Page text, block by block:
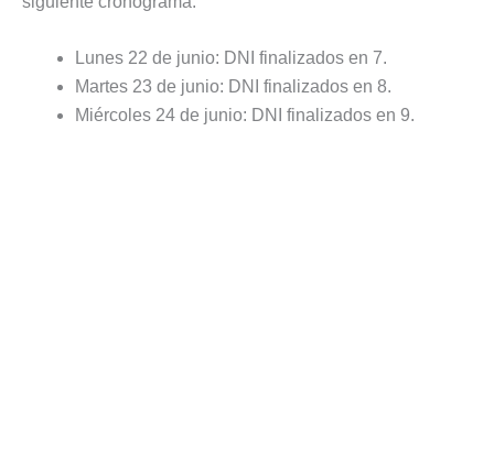
Lunes 22 de junio: DNI finalizados en 7.
Martes 23 de junio: DNI finalizados en 8.
Miércoles 24 de junio: DNI finalizados en 9.